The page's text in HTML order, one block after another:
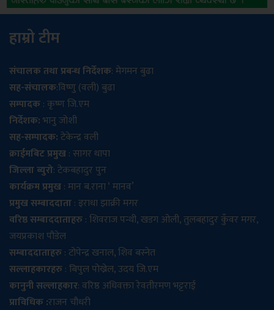
हाम्रो टीम
संचालक तथा प्रबन्ध निर्देशक: मेगमन बुढा
सह-संचालक:विष्णु (वली) बुढा
सम्पादक: कृष्ण जि.एम
निर्देशक:भानु जोशी
सह-सम्पादक:टेकेन्द्र वली
क्राईमबिट प्रमुख: सागर थापा
जिल्ला ब्युरो: टेकबहादुर पुन
कार्यक्रम प्रमुख: मान ब.राना ‘ मानव’
प्रमुख सम्बाददाता: इराधा झाक्री मगर
वरिष्ठ सम्बाददाताहरु: शिवराज पन्थी, खडग ओली, तुलबहादुर कुँवर मगर,
जयप्रकाश पौडेल
सम्बाददाताहरु: टोपेन्द्र खनाल, शिव बस्नेत
सल्लाहकारहरु: बिपुल पोख्रेल, उदय जि.एम
कानुनी सल्लाहकार: वरिष्ठ अधिवक्ता रेवतीरमण भट्टराई
प्राविधिक :राजन चौधरी